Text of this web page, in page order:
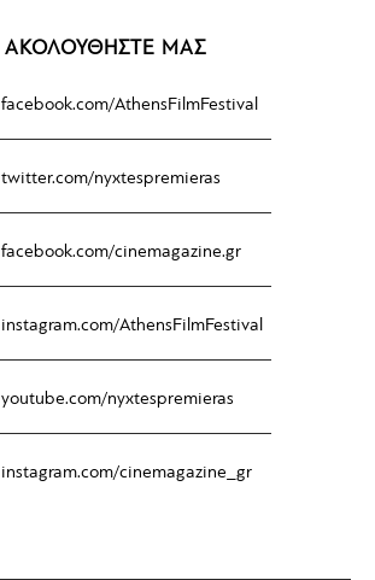
ΑΚΟΛΟΥΘΗΣΤΕ ΜΑΣ
facebook.com/AthensFilmFestival
twitter.com/nyxtespremieras
facebook.com/cinemagazine.gr
instagram.com/AthensFilmFestival
youtube.com/nyxtespremieras
instagram.com/cinemagazine_gr